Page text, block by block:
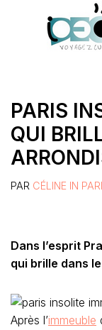
PARIS
QUI
PAR CÉLINE IN
Dans l’esprit
qui brille dans
Après l’immeuble